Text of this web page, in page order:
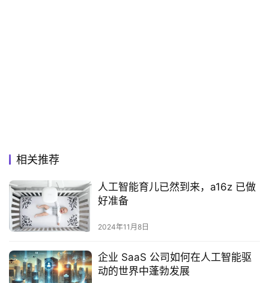
相关推荐
人工智能育儿已然到来，a16z 已做
好准备
2024年11月8日
企业 SaaS 公司如何在人工智能驱
动的世界中蓬勃发展